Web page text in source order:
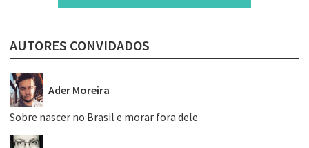
AUTORES CONVIDADOS
Ader Moreira
Sobre nascer no Brasil e morar fora dele